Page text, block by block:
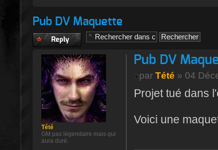
Pub DV Maquette
Publier une
réponse
Pub DV
parTété » 04
Projet tué dans
Voici une
Tété
GM pas légendaire mais qui
aura duré.